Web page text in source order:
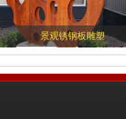
景观锈钢板雕塑